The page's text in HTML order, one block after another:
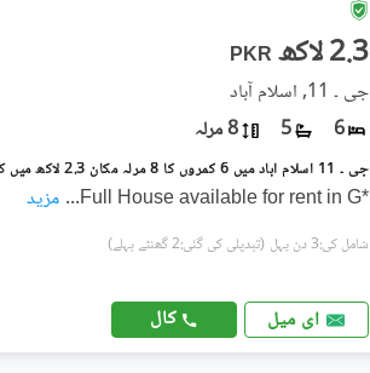
PKR 2.3 لاکھ
جی ۔ 11, اسلام آباد
6
5 8 مرلہ
*Full House available for rent in G
... مزید
شامل کی:3 دن پہل (تبدیلی کی گئی:2 گھنٹے پہلے)
ای میل کال